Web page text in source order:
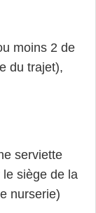
moins 2 de
du trajet),
serviette
siège de la
nurserie)